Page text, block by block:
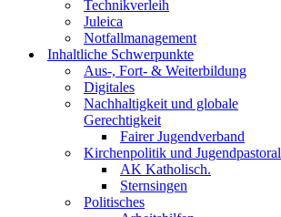
Technikverleih
Juleica
Notfallmanagement
Inhaltliche Schwerpunkte
Aus-, Fort- & Weiterbildung
Digitales
Nachhaltigkeit und globale
Gerechtigkeit
Fairer Jugendverband
Kirchenpolitik und Jugendpastoral
AK Katholisch.
Sternsingen
Politisches